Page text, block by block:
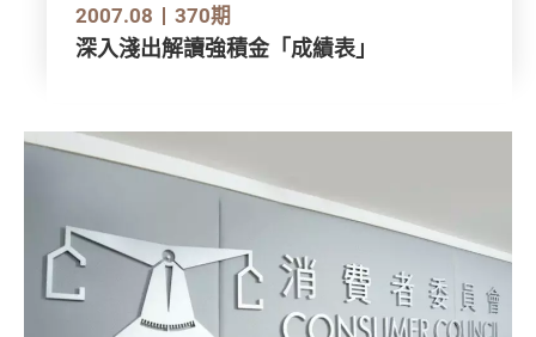
2007.08 370期
深入淺出解讀強積金「成績表」